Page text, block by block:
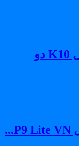
گوشی موبایل ال جی مدل K10 دو